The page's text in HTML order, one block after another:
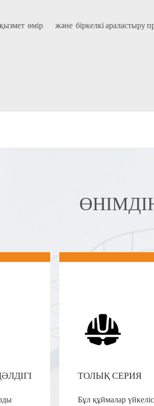
өмір және біркелкі араластыру
ТОЛЫҚ СЕРИЯ
Бұл құймалар